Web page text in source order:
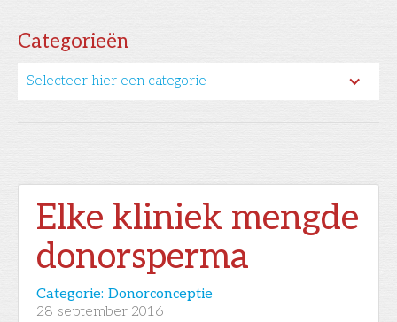
Categorieën
Selecteer hier een categorie
Elke kliniek mengde
donorsperma
Categorie: Donorconceptie
28 september 2016